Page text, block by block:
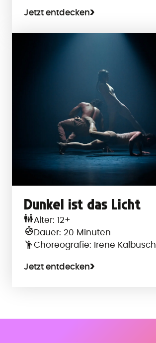
Jetzt entdecken
Dunkel ist das Licht
Alter: 12+
Dauer: 20 Minuten
Choreografie: Irene Kalbusch
Jetzt entdecken